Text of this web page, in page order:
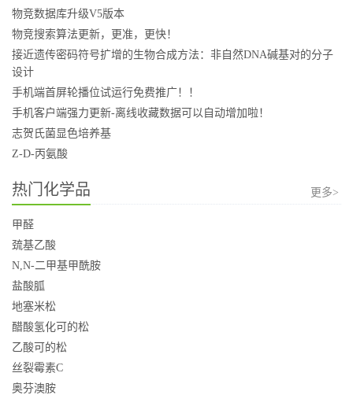
物竞数据库升级V5版本
物竞搜索算法更新，更准，更快！
接近遗传密码符号扩增的生物合成方法：非自然DNA碱基对的分子
设计
手机端首屏轮播位试运行免费推广！！
手机客户端强力更新-离线收藏数据可以自动增加啦！
志贺氏菌显色培养基
Z-D-丙氨酸
热门化学品 更多>
甲醛
巯基乙酸
N,N-二甲基甲酰胺
盐酸胍
地塞米松
醋酸氢化可的松
乙酸可的松
丝裂霉素C
奥芬澳胺